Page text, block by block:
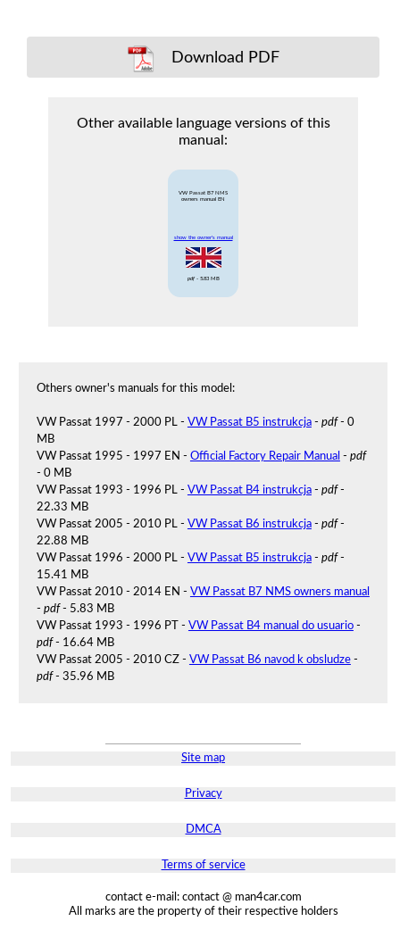
Download PDF
Other available language versions of this
manual:
VW Passat B7 NMS
owners manual EN
show the owner's manual
pdf- 5.83 MB
Others owner's manuals for this model:
VW Passat 1997 - 2000 PL - VW Passat B5 instrukcja- pdf- 0
MB
VW Passat 1995 - 1997 EN - Official Factory Repair Manual - pdf
- 0 MB
VW Passat 1993 - 1996 PL - VW Passat B4 instrukcja- pdf-
22.33 MB
VW Passat 2005 - 2010 PL - VW Passat B6 instrukcja- pdf-
22.88 MB
VW Passat 1996 - 2000 PL - VW Passat B5 instrukcja- pdf-
15.41 MB
VW Passat 2010 - 2014 EN - VW Passat B7 NMS owners manual
- pdf- 5.83 MB
VW Passat 1993 - 1996 PT - VW Passat B4 manual do usuario-
pdf- 16.64 MB
VW Passat 2005 - 2010 CZ - VW Passat B6 navod k obsludze-
pdf- 35.96 MB
Site map
Privacy
DMCA
Terms of service
contact e-mail: contact @ man4car.com
All marks are the property of their respective holders